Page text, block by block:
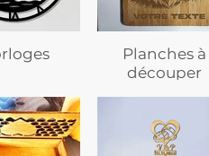
Planches à
découper